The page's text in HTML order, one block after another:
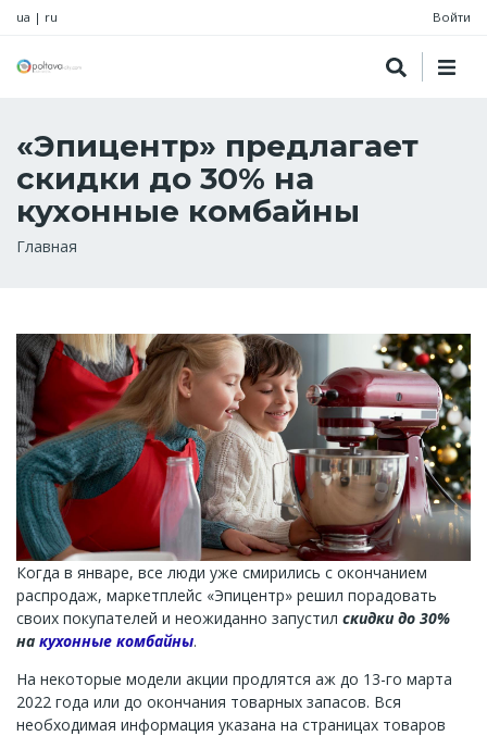
ua | ru Войти
«Эпицентр» предлагает
скидки до 30% на
кухонные комбайны
Строка
Главная
Когда в январе, все люди уже смирились с окончанием
распродаж, маркетплейс «Эпицентр» решил порадовать
своих покупателей и неожиданно запустил скидки до 30%
на кухонные комбайны.
На некоторые модели акции продлятся аж до 13-го марта
2022 года или до окончания товарных запасов. Вся
необходимая информация указана на страницах товаров